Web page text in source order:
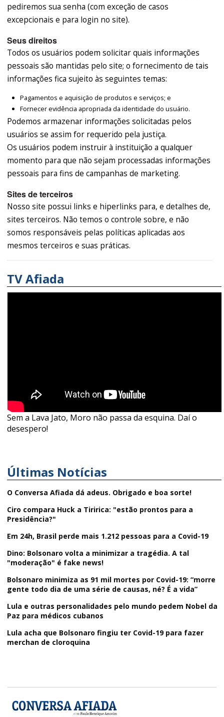
pediremos sua senha (com exceção de casos
excepcionais e para login no site).
Seus direitos
Todos os usuários podem solicitar quais informações
pessoais são mantidas pelo site; o fornecimento de tais
informações fica sujeito às seguintes temas:
Pagamentos e aquisição de produtos e serviços; e
Fornecer evidência apropriada da identidade do usuário.
Podemos armazenar informações solicitadas pelos
usuários se assim for requerido pela justiça.
Os usuários podem instruir à instituição a qualquer
momento para que não sejam processadas informações
pessoais para fins de campanhas de marketing.
Sites de terceiros
Nosso site possui links e hiperlinks para, e detalhes de,
sites terceiros. Não temos o controle sobre, e não
somos responsáveis pelas políticas aplicadas aos
mesmos terceiros e suas práticas.
TV Afiada
Sem a Lava Jato, Moro não passa da esquina. Daí o
desespero!
Últimas Notícias
O Conversa Afiada dá adeus. Obrigado e boa sorte!
Ciro compara Huck a Tiririca: "estão prontos para a
Presidência?"
Em 24h, Brasil perde mais 1.212 pessoas para a Covid-19
Dino: Bolsonaro volta a minimizar a tragédia. A tal
"moderação" é fake news!
Bolsonaro minimiza as 91 mil mortes por Covid-19: “morre
gente todo dia de uma série de causas, né? É a vida”
Lula e outras personalidades pelo mundo pedem Nobel da
Paz para médicos cubanos
Lula acha que Bolsonaro fingiu ter Covid-19 para fazer
merchan de cloroquina